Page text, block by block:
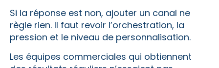
Si la réponse est non, ajouter un canal ne
règle rien. Il faut revoir l’orchestration, la
pression et le niveau de personnalisation.
Les équipes commerciales qui obtiennent